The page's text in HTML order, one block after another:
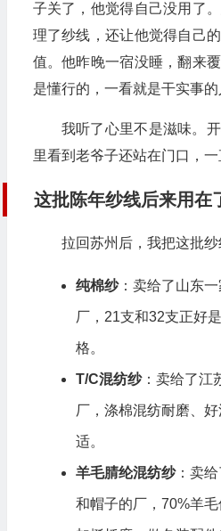
子关了，他觉得自己没用了
理了纱线，还让他觉得自己
值。他昨晚一宿没睡，翻来
是懂行的，一看就是干实事的
我听了心里不是滋味。
里看到老爷子还站在门口，一
这批陈年纱线后来用在
拉回苏州后，我把这批纱
纯棉纱：卖给了山东
厂，21支和32支正好
格。
T/C混纺纱：卖给了江
厂，涤棉混纺耐磨、
适。
羊毛腈纶混纺纱：卖给
和帽子的厂，70%羊